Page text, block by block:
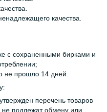
качества.
с сохраненными бирками и
не прошло 14 дней.
перечень товаров
не подлежат обмену или